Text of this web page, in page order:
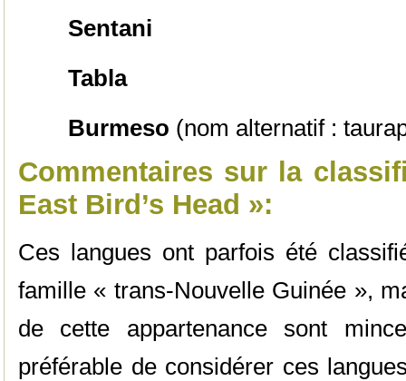
Sentani
Tabla
Burmeso (nom alternatif :
Commentaires sur la
East Bird’s Head »:
Ces langues ont parfois été
famille « trans-Nouvelle Guinée »,
de cette appartenance sont
préférable de considérer ces